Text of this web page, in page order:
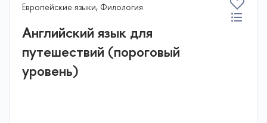
Европейские языки, Филология
Английский язык для
путешествий (пороговый
уровень)